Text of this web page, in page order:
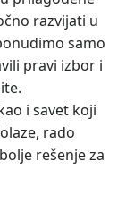
razvijati u
samo
pravi izbor i
i savet koji
rado
rešenje za